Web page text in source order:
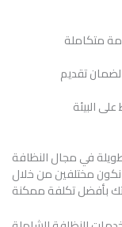
متكاملة
تقديم
البيئة
في مجال النظافة
نكون مختلفين من خلال